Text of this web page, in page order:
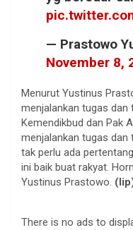
— Prastowo
November 8,
Menurut Yustinus
menjalankan tugas dan
Kemendikbud dan Pak
menjalankan tugas dan
tak perlu ada
ini baik buat rakyat.
Yustinus Prastowo.
There is no ads to